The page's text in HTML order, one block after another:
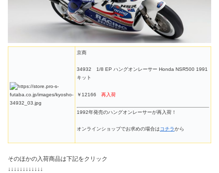
京商
34932 1/8 EP ハングオンレーサー Honda NSR500 1991
キット
￥12166 再入荷
1992年発売のハングオンレーサーが再入荷！
オンラインショップでお求めの場合はコチラから
そのほかの入荷商品は下記をクリック
↓↓↓↓↓↓↓↓↓↓↓↓